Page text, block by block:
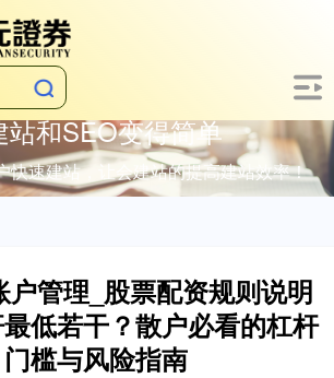
站和SEO变得简单
快速建站，让会建站的提高建站效率！
户管理_股票配资规则说明
低若干？散户必看的杠杆
门槛与风险指南